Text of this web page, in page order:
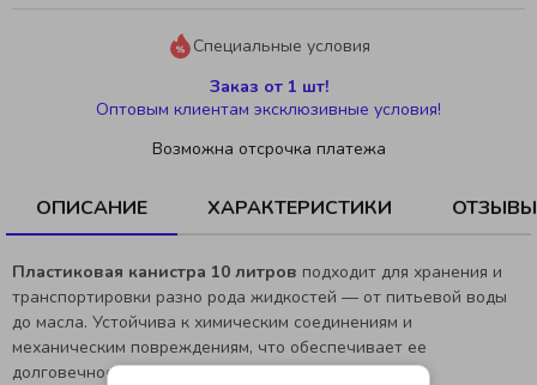
Специальные условия
Заказ от 1 шт!
Оптовым клиентам эксклюзивные условия!
Возможна отсрочка платежа
ОПИСАНИЕ ХАРАКТЕРИСТИКИ ОТЗЫВЫ
Пластиковая канистра 10 литров подходит для хранения и
транспортировки разно рода жидкостей — от питьевой воды
до масла. Устойчива к химическим соединениям и
механическим повреждениям, что обеспечивает ее
долговечность и надежность.